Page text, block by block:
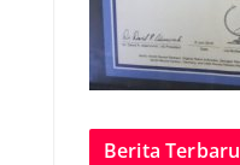
Berita Terbaru